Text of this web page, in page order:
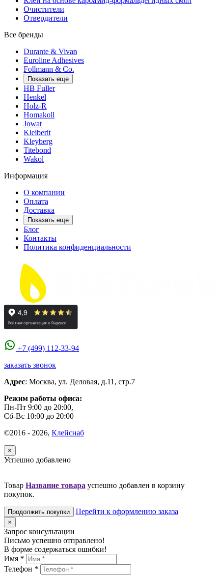
Очистители
Отвердители
Все бренды
Durante & Vivan
Euroline Adhesives
Follmann & Co.
Показать еще
HB Fuller
Henkel
Holz-R
Homakoll
Jowat
Kleiberit
Kleyberg
Titebond
Wakol
Информация
О компании
Оплата
Доставка
Показать еще
Блог
Контакты
Политика конфиденциальности
+7 (499) 112-33-94
заказать звонок
Адрес: Москва, ул. Деловая, д.11, стр.7
Режим работы офиса:
Пн-Пт 9:00 до 20:00,
Сб-Вс 10:00 до 20:00
©2016 - 2026, Клейснаб
×
Успешно добавлено
Товар Название товара успешно добавлен в корзину
покупок.
Продолжить покупки Перейти к оформлению заказа
×
Запрос консультации
Письмо успешно отправлено!
В форме содержаться ошибки!
Имя *
Телефон *